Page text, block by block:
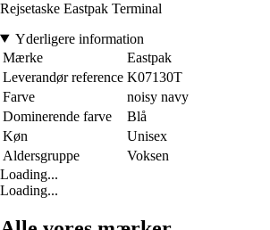
Rejsetaske Eastpak Terminal
Yderligere information
Mærke
Eastpak
Leverandør reference K07130T
Farve
noisy navy
Dominerende farve
Blå
Køn
Unisex
Aldersgruppe
Voksen
Loading...
Loading...